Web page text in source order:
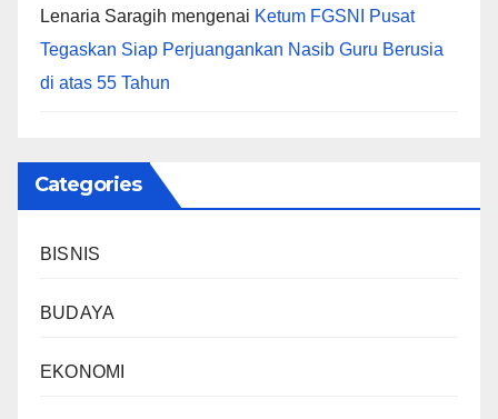
Lenaria Saragih mengenai Ketum FGSNI Pusat
Tegaskan Siap Perjuangankan Nasib Guru Berusia
di atas 55 Tahun
Categories
BISNIS
BUDAYA
EKONOMI